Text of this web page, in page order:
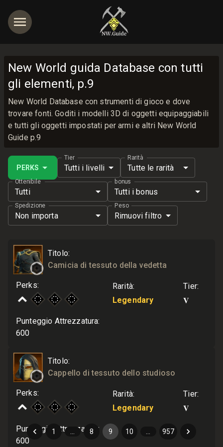
New World guida Database con tutti
gli elementi, p.9
New World Database con strumenti di gioco e dove
trovare fonti. Goditi i modelli 3D di oggetti equipaggiabili
e tutti gli oggetti impostati per armi e altri New World
Guide p.9
PERKS
Tier
Tutti i livelli
Rarità
Tutte le rarità
Ottenibile
Tutti
bonus
Tutti i bonus
Spedizione
Non importa
Peso
Rimuovi filtro
Titolo:
Camicia di tessuto della vedetta
Perks: Rarità:
Legendary
Tier:
V
Punteggio Attrezzatura:
600
Titolo:
Cappello di tessuto dello studioso
Perks: Rarità:
Legendary
Tier:
V
Punteggio Attrezzatura:
600
1 8 9 10 957